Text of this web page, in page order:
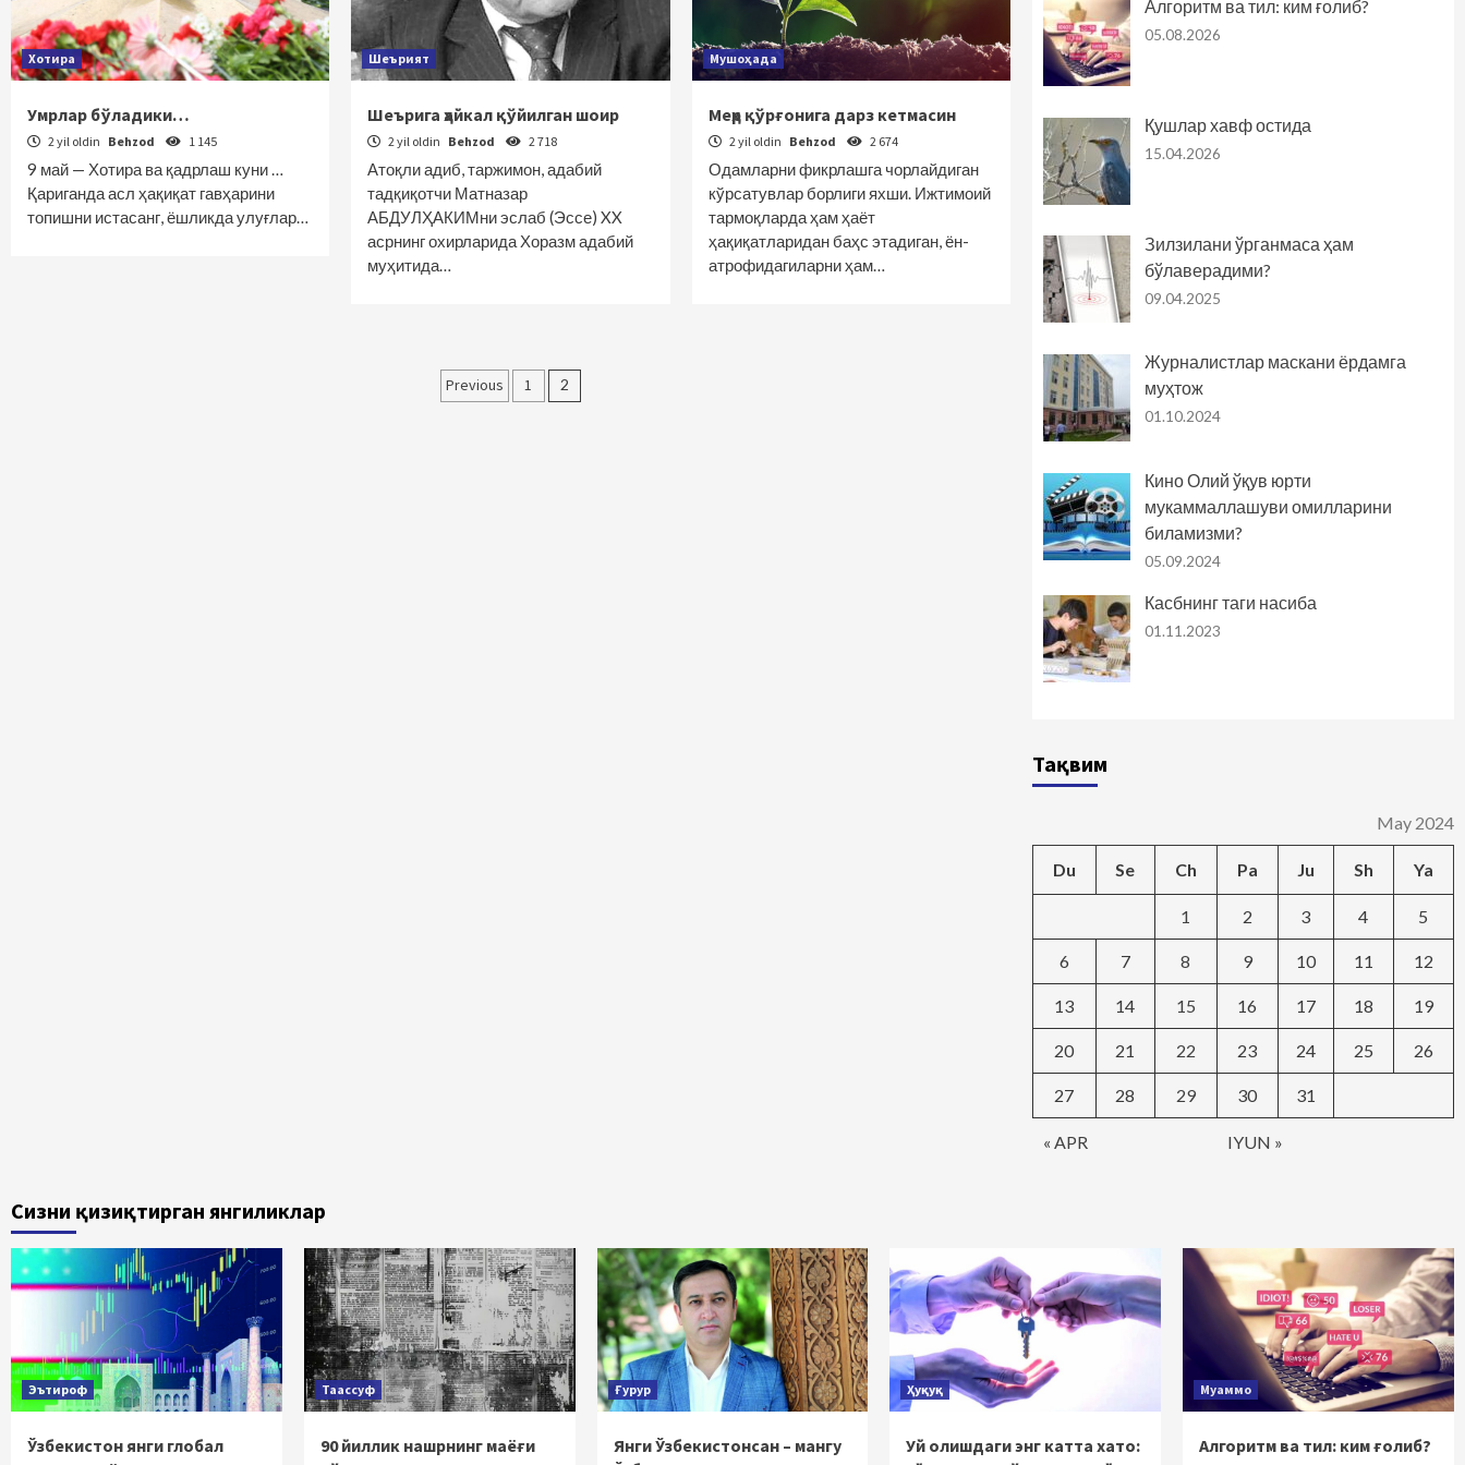
Хотира
Умрлар бўладики…
2 yil oldin Behzod 1 145
9 май — Хотира ва қадрлаш куни …
Қариганда асл ҳақиқат гавҳарини
топишни истасанг, ёшликда улуғлар…
Шеърият
Шеърига ҳайкал қўйилган шоир
2 yil oldin Behzod 2 718
Атоқли адиб, таржимон, адабий
тадқиқотчи Матназар
АБДУЛҲАКИМни эслаб (Эссе) XX
асрнинг охирларида Хоразм адабий
муҳитида…
Мушоҳада
Меҳр қўрғонига дарз кетмасин
2 yil oldin Behzod 2 674
Одамларни фикрлашга чорлайдиган
кўрсатувлар борлиги яхши. Ижтимоий
тармоқларда ҳам ҳаёт
ҳақиқатларидан баҳс этадиган, ён-
атрофидагиларни ҳам…
Maqolalar
Previous 1 2
Алгоритм ва тил: ким ғолиб?
05.08.2026
Қушлар хавф остида
15.04.2026
Зилзилани ўрганмаса ҳам
бўлаверадими?
09.04.2025
Журналистлар маскани ёрдамга
муҳтож
01.10.2024
Кино Олий ўқув юрти
мукаммаллашуви омилларини
биламизми?
05.09.2024
Касбнинг таги насиба
01.11.2023
Тақвим
May 2024
Du Se Ch Pa Ju Sh Ya
« APR IYUN »
1 2 3 4 5
6 7 8 9 10 11 12
13 14 15 16 17 18 19
20 21 22 23 24 25 26
27 28 29 30 31
Сизни қизиқтирган янгиликлар
Эътироф
Ўзбекистон янги глобал
Таассуф
90 йиллик нашрнинг маёғи
Ғурур
Янги Ўзбекистонсан – мангу
Ҳуқуқ
Уй олишдаги энг катта хато:
Муаммо
Алгоритм ва тил: ким ғолиб?